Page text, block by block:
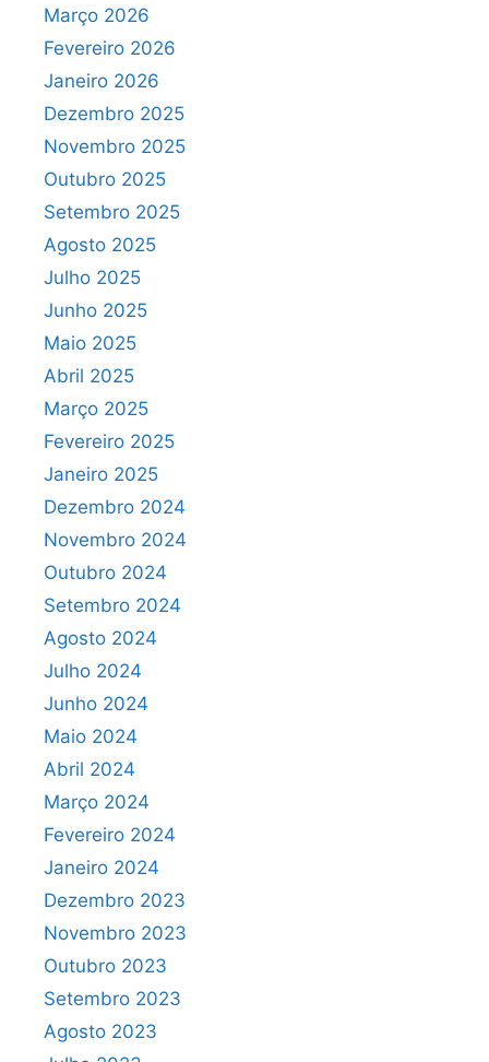
Março 2026
Fevereiro 2026
Janeiro 2026
Dezembro 2025
Novembro 2025
Outubro 2025
Setembro 2025
Agosto 2025
Julho 2025
Junho 2025
Maio 2025
Abril 2025
Março 2025
Fevereiro 2025
Janeiro 2025
Dezembro 2024
Novembro 2024
Outubro 2024
Setembro 2024
Agosto 2024
Julho 2024
Junho 2024
Maio 2024
Abril 2024
Março 2024
Fevereiro 2024
Janeiro 2024
Dezembro 2023
Novembro 2023
Outubro 2023
Setembro 2023
Agosto 2023